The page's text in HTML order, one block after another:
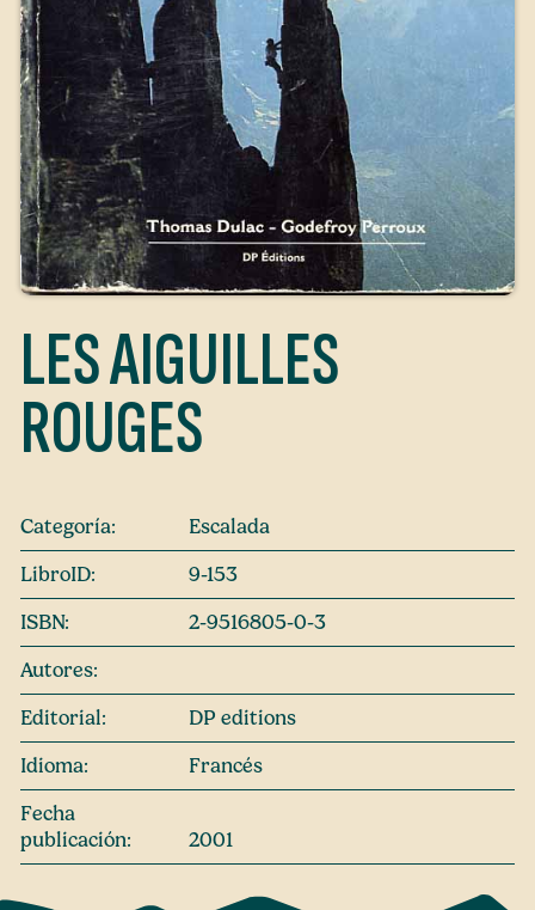
LES AIGUILLES
ROUGES
Categoría:
Escalada
LibroID:
9-153
ISBN:
2-9516805-0-3
Autores:
Editorial:
DP editions
Idioma:
Francés
Fecha
publicación:
2001